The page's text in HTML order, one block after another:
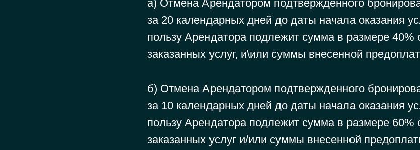
а) Отмена Арендатором подтвержденного
за 20 календарных дней до даты начала оказания
пользу Арендатора подлежит сумма в размере 40%
заказанных услуг, и\или суммы внесенной
б) Отмена Арендатором подтвержденного
за 10 календарных дней до даты начала оказания
пользу Арендатора подлежит сумма в размере 60%
заказанных услуг и/или суммы внесенной